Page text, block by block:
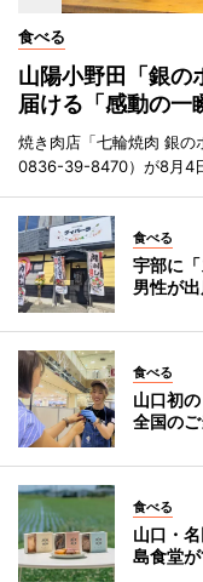
食べる
山陽小野田「銀
届ける「感動の一
焼き肉店「七輪焼肉 銀の
0836-39-8470）が8月4
食べる
宇部に
男性が
食べる
山口初
全国の
食べる
山口・
島食堂